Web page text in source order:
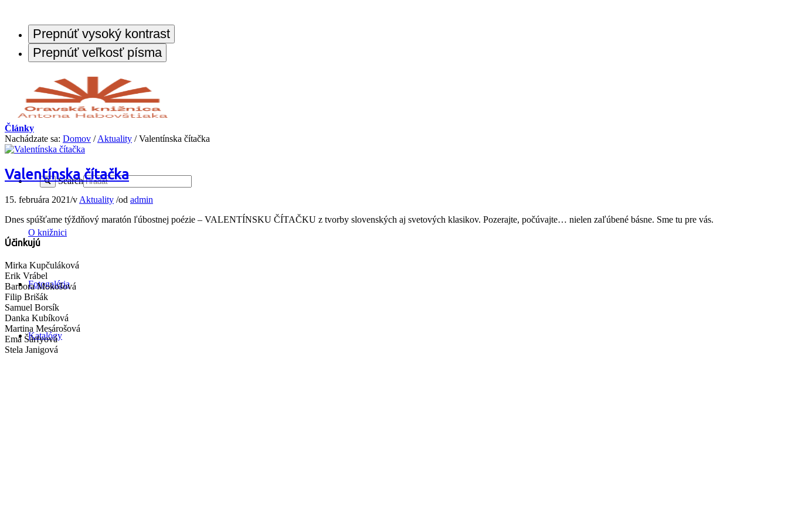
Prepnúť vysoký kontrast
Prepnúť veľkosť písma
Search
O knižnici
Fotogaléria
Katalógy
Články
Nachádzate sa: Domov / Aktuality / Valentínska čítačka
Valentínska čítačka
15. februára 2021/v Aktuality /od admin
Dnes spúšťame týždňový maratón ľúbostnej poézie – VALENTÍNSKU ČÍTAČKU z tvorby slovenských aj svetových klasikov. Pozerajte, počúvajte… nielen zaľúbené básne. Sme tu pre vás.
Účinkujú
Mirka Kupčuláková
Erik Vrábel
Barbora Mokošová
Filip Brišák
Samuel Borsík
Danka Kubíková
Martina Mesárošová
Ema Šárfyová
Stela Janigová